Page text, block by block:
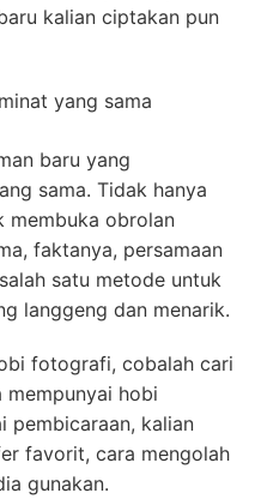
kalian ciptakan pun
yang sama
baru yang
sama. Tidak hanya
membuka obrolan
faktanya, persamaan
satu metode untuk
langgeng dan menarik.
fotografi, cobalah cari
mempunyai hobi
pembicaraan, kalian
favorit, cara mengolah
gunakan.